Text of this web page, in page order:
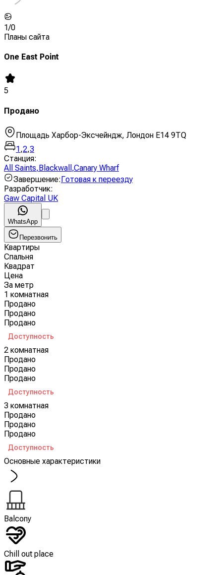
1/0
Планы сайта
One East Point
5
Продано
Площадь Харбор-Эксчейндж, Лондон E14 9TQ
1,2,3
Станция:
All Saints,Blackwall ,Canary Wharf
Завершение:Готовая к переезду
Разработчик:
Gaw Capital UK
WhatsApp
Перезвонить
Квартиры
Спальня
Квадрат
Цена
За метр
1 комнатная
Продано
Продано
Продано
Доступность
2 комнатная
Продано
Продано
Продано
Доступность
3 комнатная
Продано
Продано
Продано
Доступность
Основные характеристики
Balcony
Chill out place